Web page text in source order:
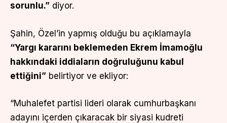
sorunlu.” diyor.
Şahin, Özel’in yapmış olduğu bu açıklamayla
“Yargı kararını beklemeden Ekrem İmamoğlu
hakkındaki iddiaların doğruluğunu kabul
ettiğini” belirtiyor ve ekliyor:
“Muhalefet partisi lideri olarak cumhurbaşkanı
adayını içerden çıkaracak bir siyasi kudreti